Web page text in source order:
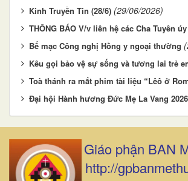
Kinh Truyền Tin (28/6) (29/06/2026)
THÔNG BÁO V/v liên hệ các Cha Tuyên úy
Bế mạc Công nghị Hồng y ngoại thường
Kêu gọi bảo vệ sự sống và tương lai trẻ
Toà thánh ra mắt phim tài liệu “Lêô ở
Đại hội Hành hương Đức Mẹ La Vang 2026
Giáo phận BAN
http://